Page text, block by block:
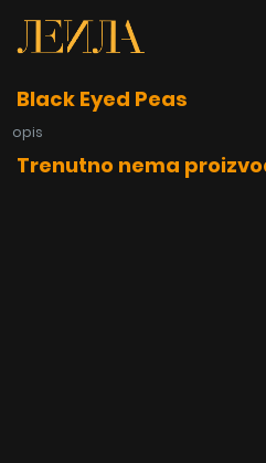
Black Eyed Peas
opis
Trenutno nema